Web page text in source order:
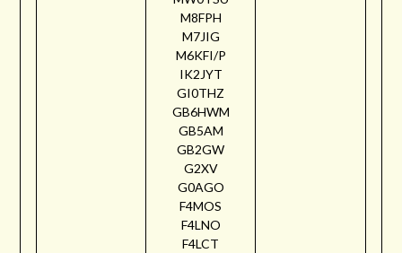
M8FPH
M7JIG
M6KFI/P
IK2JYT
GI0THZ
GB6HWM
GB5AM
GB2GW
G2XV
G0AGO
F4MOS
F4LNO
F4LCT